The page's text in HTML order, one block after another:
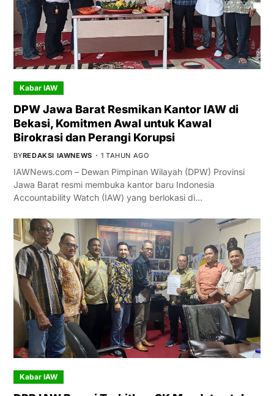
Kabar IAW
DPW Jawa Barat Resmikan Kantor IAW di
Bekasi, Komitmen Awal untuk Kawal
Birokrasi dan Perangi Korupsi
BYREDAKSI IAWNEWS 1 TAHUN AGO
IAWNews.com – Dewan Pimpinan Wilayah (DPW) Provinsi
Jawa Barat resmi membuka kantor baru Indonesia
Accountability Watch (IAW) yang berlokasi di…
Kabar IAW